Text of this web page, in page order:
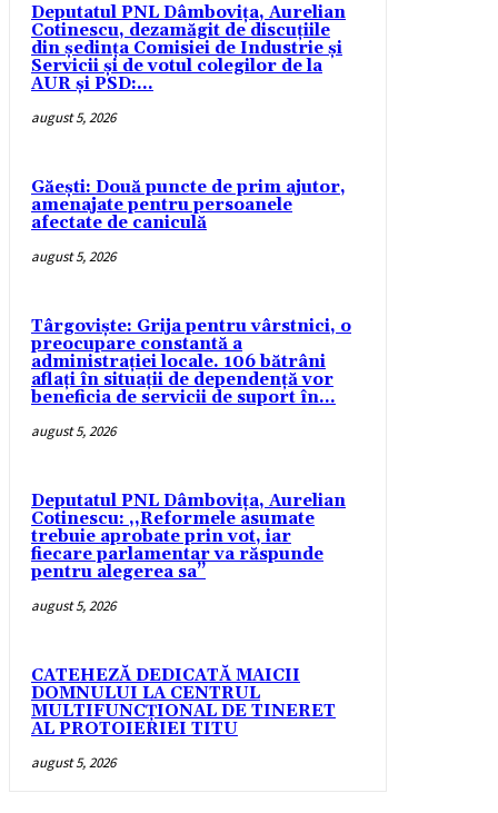
Deputatul PNL Dâmbovița, Aurelian
Cotinescu, dezamăgit de discuțiile
din ședința Comisiei de Industrie și
Servicii și de votul colegilor de la
AUR și PSD:...
august 5, 2026
Găești: Două puncte de prim ajutor,
amenajate pentru persoanele
afectate de caniculă
august 5, 2026
Târgoviște: Grija pentru vârstnici, o
preocupare constantă a
administrației locale. 106 bătrâni
aflați în situații de dependență vor
beneficia de servicii de suport în...
august 5, 2026
Deputatul PNL Dâmbovița, Aurelian
Cotinescu: ,,Reformele asumate
trebuie aprobate prin vot, iar
fiecare parlamentar va răspunde
pentru alegerea sa’’
august 5, 2026
CATEHEZĂ DEDICATĂ MAICII
DOMNULUI LA CENTRUL
MULTIFUNCȚIONAL DE TINERET
AL PROTOIERIEI TITU
august 5, 2026